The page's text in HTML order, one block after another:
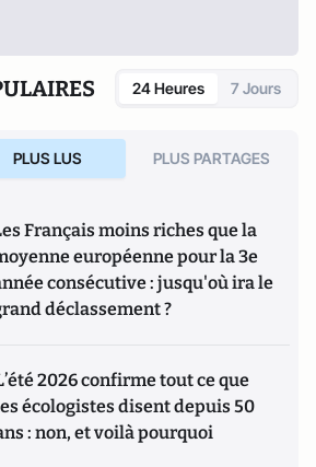
24 Heures 7 Jours
PLUS LUS PLUS PARTAGES
Français moins riches que la
européenne pour la 3e
consécutive : jusqu'où ira le
déclassement ?
2026 confirme tout ce que
écologistes disent depuis 50
: non, et voilà pourquoi